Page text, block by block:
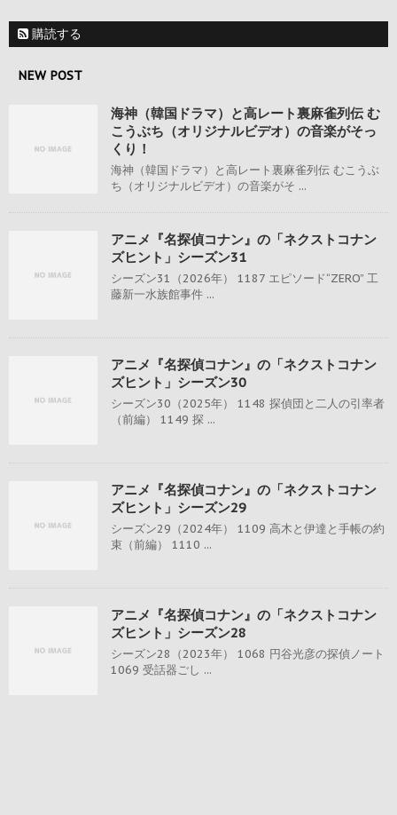
購読する
NEW POST
海神（韓国ドラマ）と高レート裏麻雀列伝 む
こうぶち（オリジナルビデオ）の音楽がそっ
くり！
海神（韓国ドラマ）と高レート裏麻雀列伝 むこうぶ
ち（オリジナルビデオ）の音楽がそ ...
アニメ『名探偵コナン』の「ネクストコナン
ズヒント」シーズン31
シーズン31（2026年） 1187 エピソード“ZERO” 工
藤新一水族館事件 ...
アニメ『名探偵コナン』の「ネクストコナン
ズヒント」シーズン30
シーズン30（2025年） 1148 探偵団と二人の引率者
（前編） 1149 探 ...
アニメ『名探偵コナン』の「ネクストコナン
ズヒント」シーズン29
シーズン29（2024年） 1109 高木と伊達と手帳の約
束（前編） 1110 ...
アニメ『名探偵コナン』の「ネクストコナン
ズヒント」シーズン28
シーズン28（2023年） 1068 円谷光彦の探偵ノート
1069 受話器ごし ...